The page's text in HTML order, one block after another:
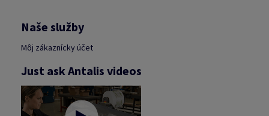
Naše služby
Môj zákaznícky účet
Just ask Antalis videos